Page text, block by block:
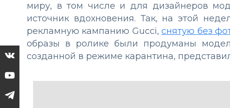
миру, в том числе и для дизайнеров
источник вдохновения. Так, на этой
рекламную кампанию Gucci,снятую без
образы в ролике были продуманы
созданной в режиме карантина,